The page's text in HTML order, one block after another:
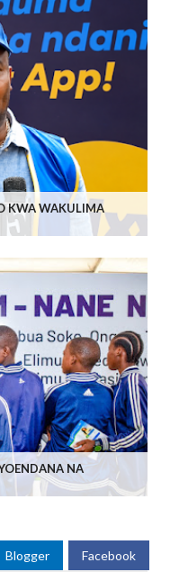
KWA WAKULIMA
NA
Blogger Facebook